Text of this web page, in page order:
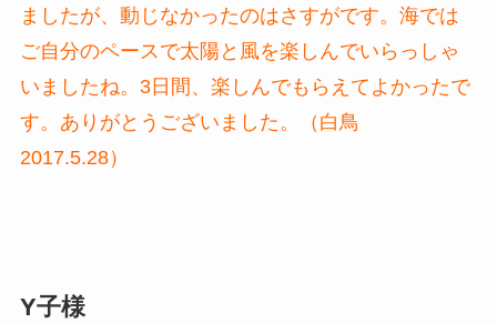
ましたが、動じなかったのはさすがです。海では
ご自分のペースで太陽と風を楽しんでいらっしゃ
いましたね。3日間、楽しんでもらえてよかったで
す。ありがとうございました。（白鳥
2017.5.28）
Y子様